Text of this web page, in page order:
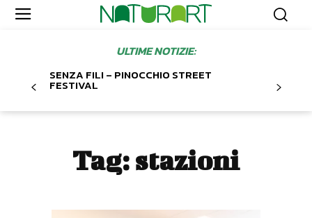
ULTIME NOTIZIE:
SENZA FILI – PINOCCHIO STREET
FESTIVAL
Tag: stazioni